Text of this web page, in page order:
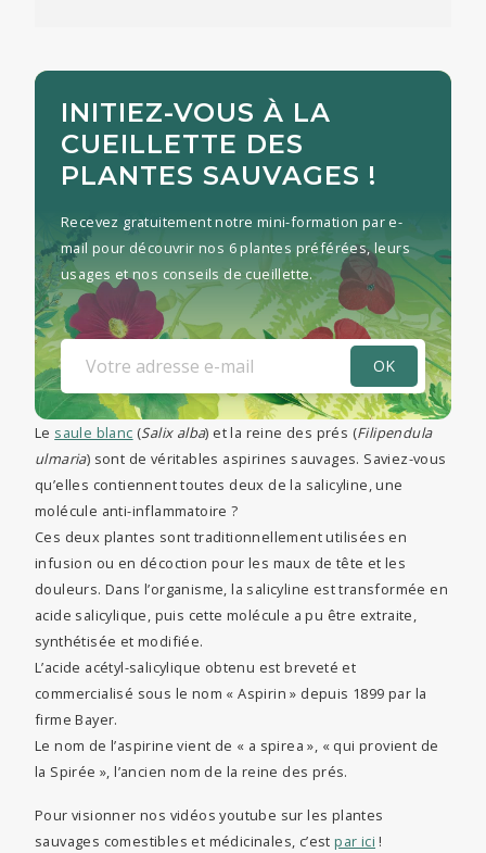
INITIEZ-VOUS À LA
CUEILLETTE DES
PLANTES SAUVAGES !
Recevez gratuitement notre mini-formation par e-
mail pour découvrir nos 6 plantes préférées, leurs
usages et nos conseils de cueillette.
Le saule blanc (Salix alba) et la reine des prés (Filipendula
ulmaria) sont de véritables aspirines sauvages. Saviez-vous
qu’elles contiennent toutes deux de la salicyline, une
molécule anti-inflammatoire ?
Ces deux plantes sont traditionnellement utilisées en
infusion ou en décoction pour les maux de tête et les
douleurs. Dans l’organisme, la salicyline est transformée en
acide salicylique, puis cette molécule a pu être extraite,
synthétisée et modifiée.
L’acide acétyl-salicylique obtenu est breveté et
commercialisé sous le nom « Aspirin » depuis 1899 par la
firme Bayer.
Le nom de l’aspirine vient de « a spirea », « qui provient de
la Spirée », l’ancien nom de la reine des prés.
Pour visionner nos vidéos youtube sur les plantes
sauvages comestibles et médicinales, c’estpar ici !